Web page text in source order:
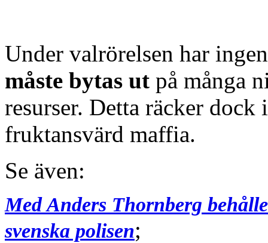
Under valrörelsen har
måste bytas ut på många
resurser. Detta räcker
fruktansvärd maffia.
Se även:
Med Anders Thornberg
svenska polisen;